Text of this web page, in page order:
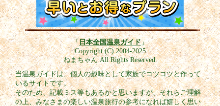
「日本全国温泉ガイド」
Copyright (C) 2004-2025
ねまちゃん All Rights Reserved.
当温泉ガイドは、個人の趣味として家族でコツコツと作って
いるサイトです。
そのため、記載ミス等もあるかと思いますが、それらご理解
の上、みなさまの楽しい温泉旅行の参考になれば嬉しく思い